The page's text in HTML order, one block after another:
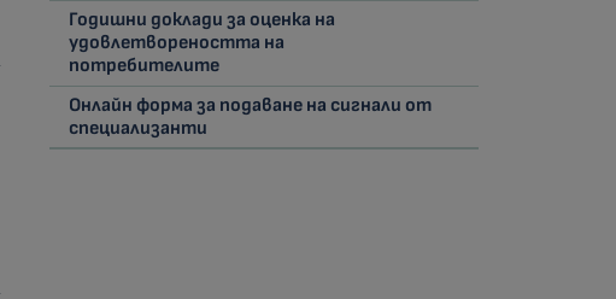
Годишни доклади за оценка на
удовлетвореността на
потребителите
Онлайн форма за подаване на сигнали от
специализанти